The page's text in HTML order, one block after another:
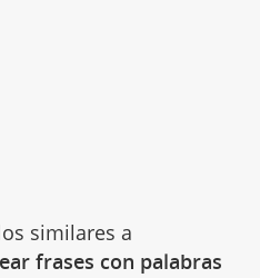
similares a
frases con palabras